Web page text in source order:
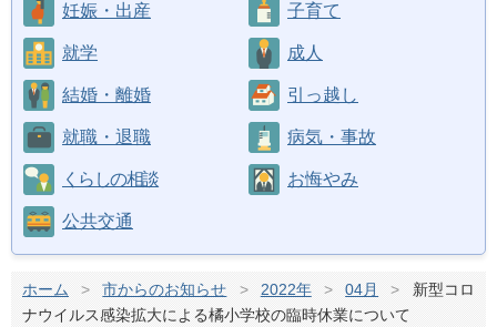
妊娠・出産 子育て
就学 成人
結婚・離婚 引っ越し
就職・退職 病気・事故
くらしの相談 お悔やみ
公共交通
ホーム > 市からのお知らせ > 2022年 > 04月 >
新型コロ
ナウイルス感染拡大による橘小学校の臨時休業について